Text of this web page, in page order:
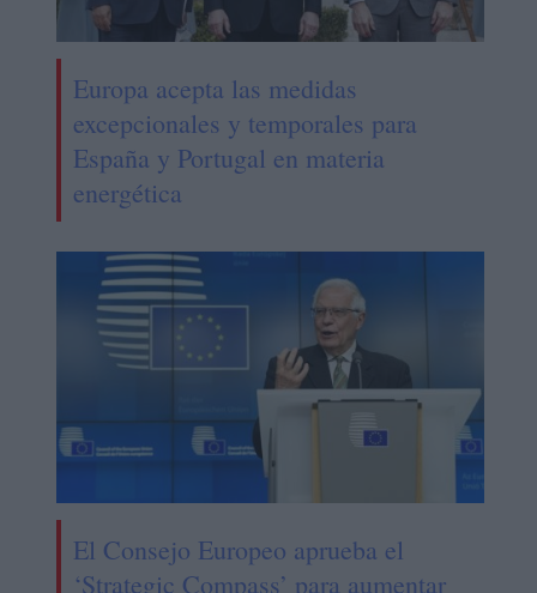
Europa acepta las medidas
excepcionales y temporales para
España y Portugal en materia
energética
El Consejo Europeo aprueba el
‘Strategic Compass’ para aumentar